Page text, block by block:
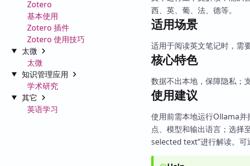
Zotero
基本使用
Zotero 插件
Zotero 使用技巧
太微
太微
知识管理应用
学术研究
其它
英语学习
西、英、葡、法、德等。
适用场景
适用于阅读英文笔记时，需
核心特色
数据不出本地，保障隐私；
使用建议
使用前需本地运行Ollama
点、模型和输出语言；选择
selected text”进行解读。可